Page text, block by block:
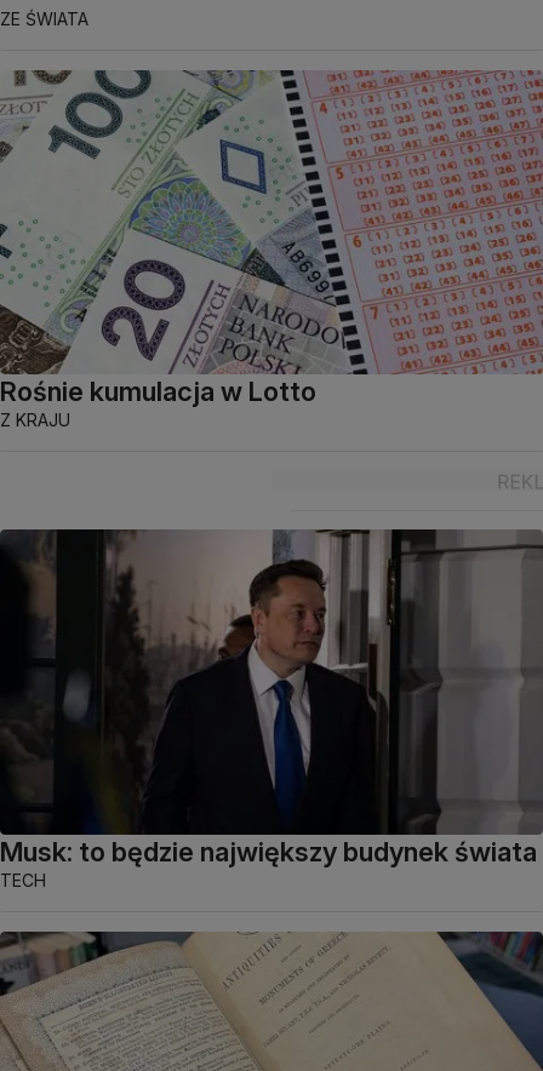
ZE ŚWIATA
Rośnie kumulacja w Lotto
Z KRAJU
Musk: to będzie największy budynek świata
TECH